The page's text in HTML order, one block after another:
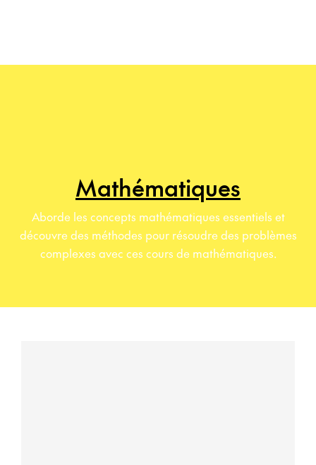
Mathématiques
Aborde les concepts mathématiques essentiels et
découvre des méthodes pour résoudre des problèmes
complexes avec ces cours de mathématiques.